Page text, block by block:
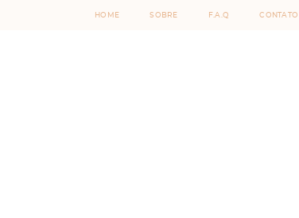
HOME SOBRE F.A.Q CONTATO